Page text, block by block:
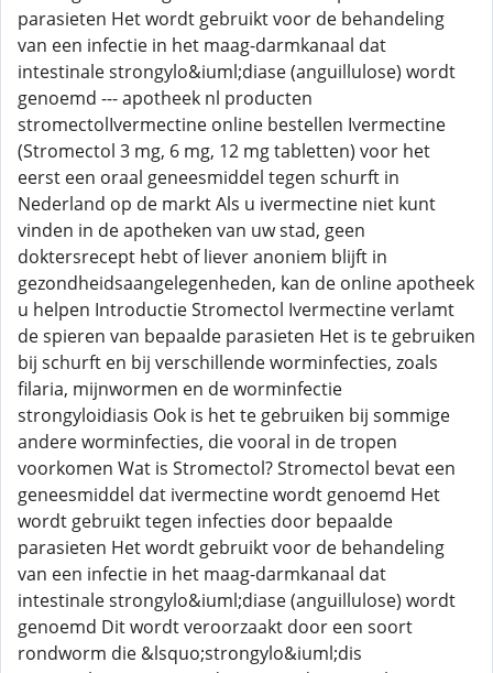
parasieten Het wordt gebruikt voor de behandeling
van een infectie in het maag-darmkanaal dat
intestinale strongylo&iuml;diase (anguillulose) wordt
genoemd --- apotheek nl producten
stromectolIvermectine online bestellen Ivermectine
(Stromectol 3 mg, 6 mg, 12 mg tabletten) voor het
eerst een oraal geneesmiddel tegen schurft in
Nederland op de markt Als u ivermectine niet kunt
vinden in de apotheken van uw stad, geen
doktersrecept hebt of liever anoniem blijft in
gezondheidsaangelegenheden, kan de online apotheek
u helpen Introductie Stromectol Ivermectine verlamt
de spieren van bepaalde parasieten Het is te gebruiken
bij schurft en bij verschillende worminfecties, zoals
filaria, mijnwormen en de worminfectie
strongyloidiasis Ook is het te gebruiken bij sommige
andere worminfecties, die vooral in de tropen
voorkomen Wat is Stromectol? Stromectol bevat een
geneesmiddel dat ivermectine wordt genoemd Het
wordt gebruikt tegen infecties door bepaalde
parasieten Het wordt gebruikt voor de behandeling
van een infectie in het maag-darmkanaal dat
intestinale strongylo&iuml;diase (anguillulose) wordt
genoemd Dit wordt veroorzaakt door een soort
rondworm die &lsquo;strongylo&iuml;dis